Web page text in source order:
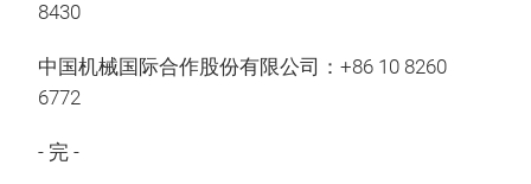
8430
中国机械国际合作股份有限公司：+86 10 8260
6772
- 完 -